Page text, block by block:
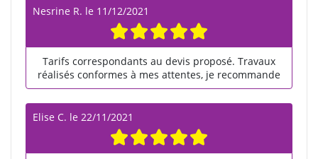
Nesrine R. le 11/12/2021
Tarifs correspondants au devis proposé. Travaux
réalisés conformes à mes attentes, je recommande
Elise C. le 22/11/2021